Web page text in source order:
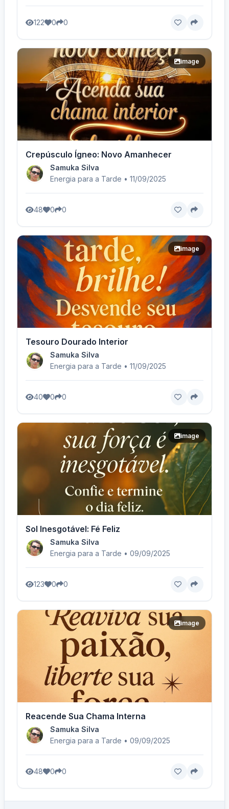
122 0 0
image
Crepúsculo Ígneo: Novo Amanhecer
Samuka Silva
Energia para a Tarde • 11/09/2025
48 0 0
image
Tesouro Dourado Interior
Samuka Silva
Energia para a Tarde • 11/09/2025
40 0 0
image
Sol Inesgotável: Fé Feliz
Samuka Silva
Energia para a Tarde • 09/09/2025
123 0 0
image
Reacende Sua Chama Interna
Samuka Silva
Energia para a Tarde • 09/09/2025
48 0 0